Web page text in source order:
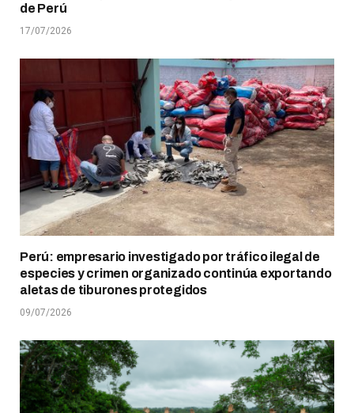
de Perú
17/07/2026
Perú: empresario investigado por tráfico ilegal de
especies y crimen organizado continúa exportando
aletas de tiburones protegidos
09/07/2026